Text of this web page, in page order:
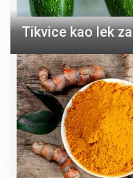
Tikvice kao lek